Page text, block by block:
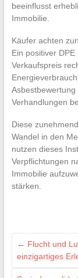
beeinflusst
Immobilie.
Käufer achten
Ein positiver
Verkaufspreis
Verhandlungen
Diese
Wandel in den
nutzen dieses
Verpflichtungen
Immobilie
stärken.
← Flucht und
einzigartiges